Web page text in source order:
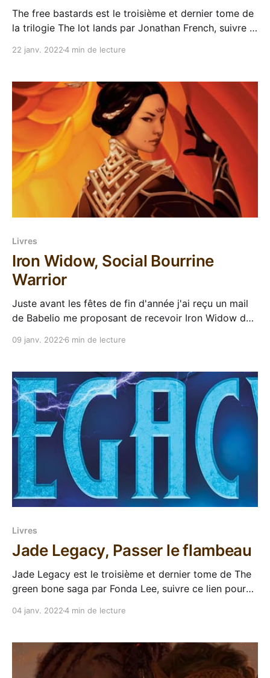
The free bastards est le troisième et dernier tome de
la trilogie The lot lands par Jonathan French, suivre le
bastards et The true bastards, Jonathan French
un "
22 janv. 20224 min de lecture
Livres
Iron Widow, Social Bourrine
Warrior
Juste avant les fêtes de fin d'année j'ai reçu un mail
de Babelio me proposant de recevoir Iron Widow de
Critique "privée". J'avais vaguement vu passer ce
09 janv. 2022 6 min de lecture
Livres
Jade Legacy, Passer le flambeau
Jade Legacy est le troisième et dernier tome de The
green bone saga par Fonda Lee, suivre ce lien pour
plongé dans le dernier tome de The green bone saga
04 janv. 20224 min de lecture